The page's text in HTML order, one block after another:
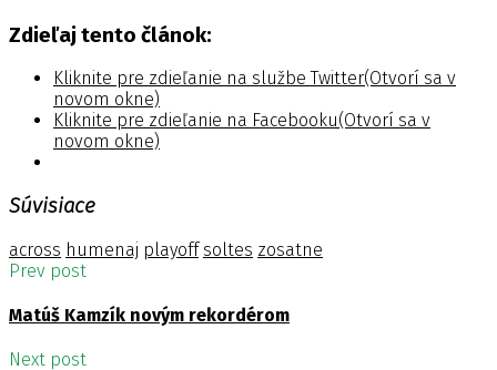
Zdieľaj tento článok:
Kliknite pre zdieľanie na službe Twitter(Otvorí sa v
novom okne)
Kliknite pre zdieľanie na Facebooku(Otvorí sa v
novom okne)
Súvisiace
across humenaj playoff soltes zosatne
Prev post
Matúš Kamzík novým rekordérom
Next post